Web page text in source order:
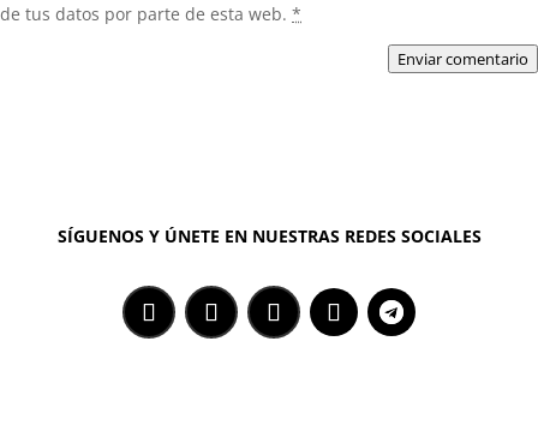
de tus datos por parte de esta web. *
Enviar comentario
SÍGUENOS Y ÚNETE EN NUESTRAS REDES SOCIALES